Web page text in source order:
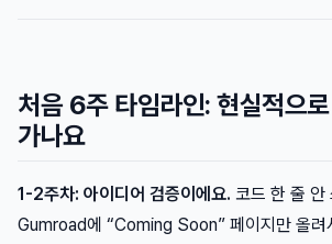
처음 6주 타임라인: 현실적으
가나요
1-2주차: 아이디어 검증이에요. 코드 한 줄 안
Gumroad에 “Coming Soon” 페이지만 올려